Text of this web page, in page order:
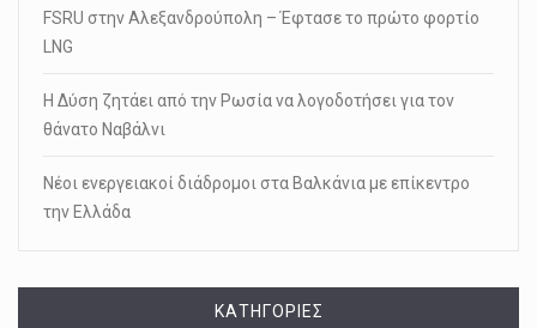
FSRU στην Αλεξανδρούπολη – Έφτασε το πρώτο φορτίο
LNG
Η Δύση ζητάει από την Ρωσία να λογοδοτήσει για τον
θάνατο Ναβάλνι
Νέοι ενεργειακοί διάδρομοι στα Βαλκάνια με επίκεντρο
την Ελλάδα
KΑΤΗΓΟΡΊΕΣ